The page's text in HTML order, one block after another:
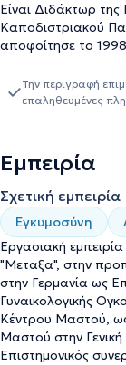
Είναι Διδάκτωρ της
Καποδιστριακού
αποφοίτησε το 1998
Αθηνών στις Η.Π.Α.
στο Πανεπιστήμιο
Η.Π.Α. Ξεκίνησε στο
Πειραιά
Δρέσδη, ολοκλήρωσε
πανεπιστημιακή
από όπου έλαβε,
τίτλο ειδικότητας
στη λαπαροσκοπική
στην ογκοπλαστική
πανεπιστημιακή
Δρέσδης, στην
του Νοσοκομείου
προπαιδευτική παν.
Την περιγραφή
επαληθευμένες
Εμπειρία
Σχετική εμπειρία
Εγκυμοσύνη
Εργασιακή
"Μεταξα", στην
στην Γερμανία ως
Γυναικολογικής
Κέντρου Μαστού, ως
Μαστού στην
Επιστημονικός